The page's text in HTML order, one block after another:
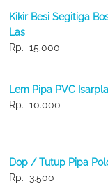
Kikir Besi Segitiga
Las
Rp. 15.000
Lem Pipa PVC
Rp. 10.000
Dop / Tutup Pipa
Rp.
3.500